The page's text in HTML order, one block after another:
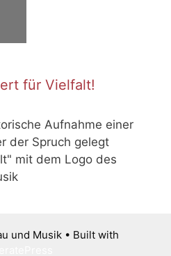
für Vielfalt!
und Musik • Built with